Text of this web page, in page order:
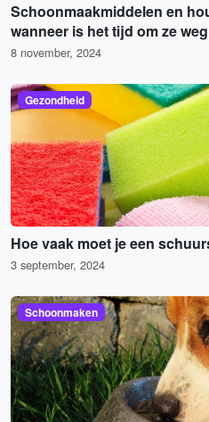
Schoonmaakmiddelen en
wanneer is het tijd om ze
8 november, 2024
Gezondheid
Hoe vaak moet je een
3 september, 2024
Schoonmaken